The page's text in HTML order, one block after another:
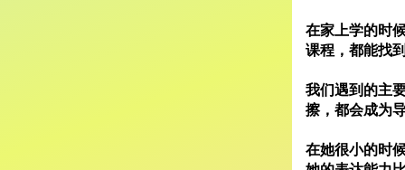
在家上学的时
课程，都能找
我们遇到的主
擦，都会成为
在她很小的时